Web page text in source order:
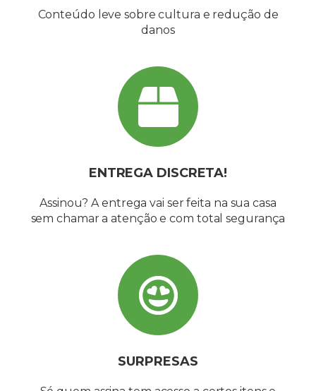
Conteúdo leve sobre cultura e redução de
danos
ENTREGA DISCRETA!
Assinou? A entrega vai ser feita na sua casa
sem chamar a atenção e com total segurança​
SURPRESAS